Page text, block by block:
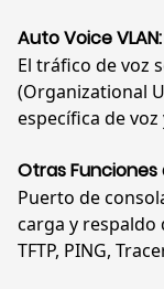
Auto Voice VLAN:
El tráfico de voz
(Organizational
específica de
Otras Funciones
Puerto de
carga y respaldo
TFTP, PING,